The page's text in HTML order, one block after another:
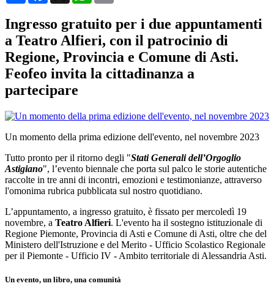
Ingresso gratuito per i due appuntamenti
a Teatro Alfieri, con il patrocinio di
Regione, Provincia e Comune di Asti.
Feofeo invita la cittadinanza a
partecipare
Un momento della prima edizione dell'evento, nel novembre 2023
Tutto pronto per il ritorno degli "Stati Generali dell’Orgoglio
Astigiano", l’evento biennale che porta sul palco le storie autentiche
raccolte in tre anni di incontri, emozioni e testimonianze, attraverso
l'omonima rubrica pubblicata sul nostro quotidiano.
L’appuntamento, a ingresso gratuito, è fissato per mercoledì 19
novembre, a Teatro Alfieri. L'evento ha il sostegno istituzionale di
Regione Piemonte, Provincia di Asti e Comune di Asti, oltre che del
Ministero dell'Istruzione e del Merito - Ufficio Scolastico Regionale
per il Piemonte - Ufficio IV - Ambito territoriale di Alessandria Asti.
Un evento, un libro, una comunità